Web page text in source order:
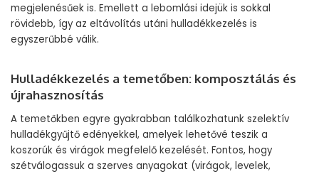
megjelenésűek is. Emellett a lebomlási idejük is sokkal
rövidebb, így az eltávolítás utáni hulladékkezelés is
egyszerűbbé válik.
Hulladékkezelés a temetőben: komposztálás és
újrahasznosítás
A temetőkben egyre gyakrabban találkozhatunk szelektív
hulladékgyűjtő edényekkel, amelyek lehetővé teszik a
koszorúk és virágok megfelelő kezelését. Fontos, hogy
szétválogassuk a szerves anyagokat (virágok, levelek,